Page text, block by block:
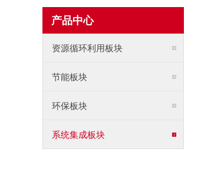
产品中心
资源循环利用板块
节能板块
环保板块
系统集成板块